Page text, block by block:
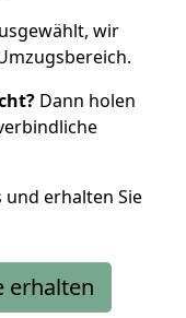
wir
Dann holen
und erhalten Sie
erhalten